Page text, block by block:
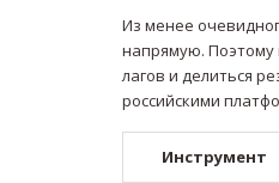
Из менее
напрямую. Поэтому
лагов и делиться
российскими
Инструмент